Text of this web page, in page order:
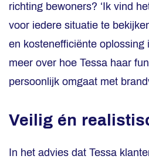
richting bewoners? ‘Ik vind
voor iedere situatie te
en kostenefficiënte oplossing
meer over hoe Tessa haar
persoonlijk omgaat met
Veilig én
In het advies dat Tessa